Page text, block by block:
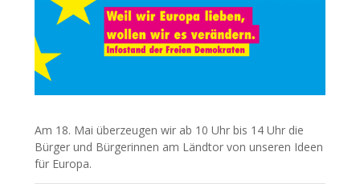
Am 18. Mai überzeugen wir ab 10 Uhr bis 14 Uhr die
Bürger und Bürgerinnen am Ländtor von unseren Ideen
für Europa.